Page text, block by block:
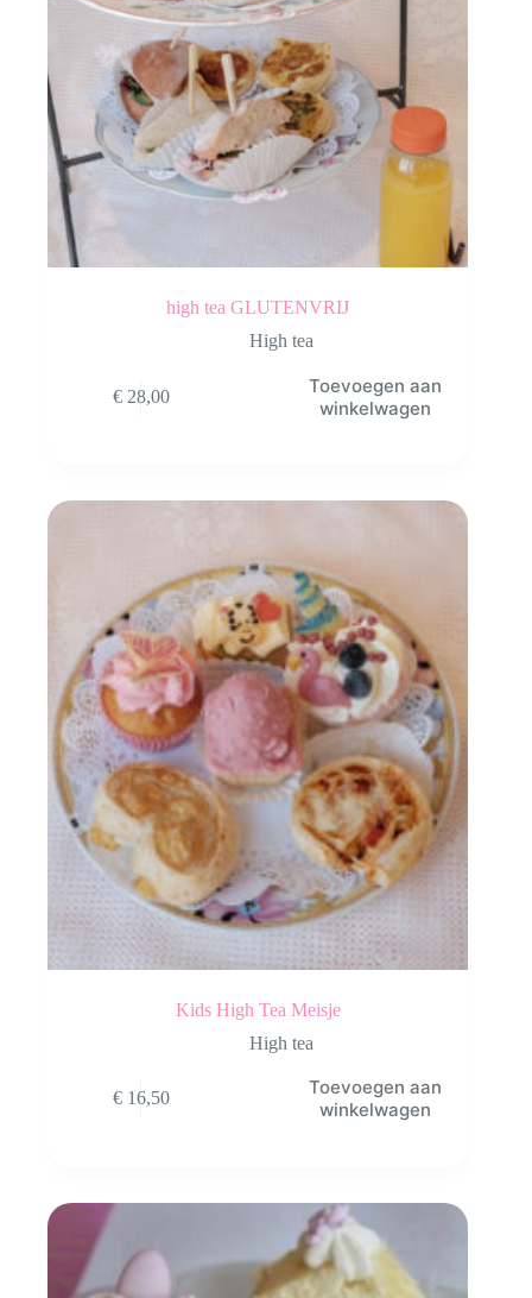
high tea GLUTENVRIJ
High tea
€28,00
Toevoegen aan
winkelwagen
Kids High Tea Meisje
High tea
€16,50
Toevoegen aan
winkelwagen